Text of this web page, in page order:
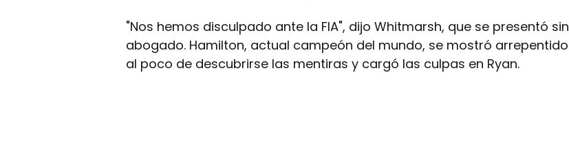
"Nos hemos disculpado ante la FIA", dijo Whitmarsh, que se presentó sin
abogado. Hamilton, actual campeón del mundo, se mostró arrepentido
al poco de descubrirse las mentiras y cargó las culpas en Ryan.